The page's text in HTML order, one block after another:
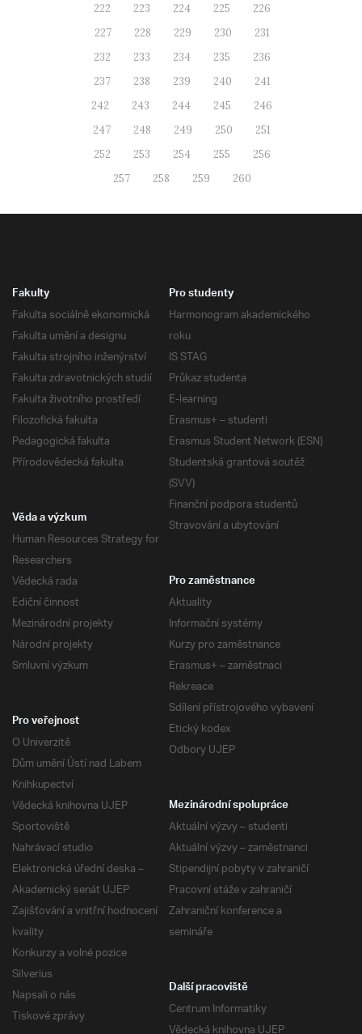
222
223 224 225
226
227
228 229 230
231
232
233 234 235
236
237
238 239 240
241
242
243 244 245
246
247
248 249 250
251
252
253 254 255
256
257
258 259 260
Fakulty
Fakulta sociálně ekonomická
Fakulta umění a designu
Fakulta strojního inženýrství
Fakulta zdravotnických studií
Fakulta životního prostředí
Filozofická fakulta
Pedagogická fakulta
Přírodovědecká fakulta
Pro studenty
Harmonogram akademického
roku
IS STAG
Průkaz studenta
E-learning
Erasmus+ – studenti
Erasmus Student Network (ESN)
Studentská grantová soutěž
(SVV)
Finanční podpora studentů
Stravování a ubytování
Věda a výzkum
Human Resources Strategy for
Researchers
Vědecká rada
Ediční činnost
Mezinárodní projekty
Národní projekty
Smluvní výzkum
Pro zaměstnance
Aktuality
Informační systémy
Kurzy pro zaměstnance
Erasmus+ – zaměstnaci
Rekreace
Sdílení přístrojového vybavení
Etický kodex
Odbory UJEP
Pro veřejnost
O Univerzitě
Dům umění Ústí nad Labem
Knihkupectví
Vědecká knihovna UJEP
Sportoviště
Nahrávací studio
Elektronická úřední deska –
Akademický senát UJEP
Zajišťování a vnitřní hodnocení
kvality
Konkurzy a volné pozice
Silverius
Napsali o nás
Tiskové zprávy
Mezinárodní spolupráce
Aktuální výzvy – studenti
Aktuální výzvy – zaměstnanci
Stipendijní pobyty v zahraničí
Pracovní stáže v zahraničí
Zahraniční konference a
semináře
Další pracoviště
Centrum Informatiky